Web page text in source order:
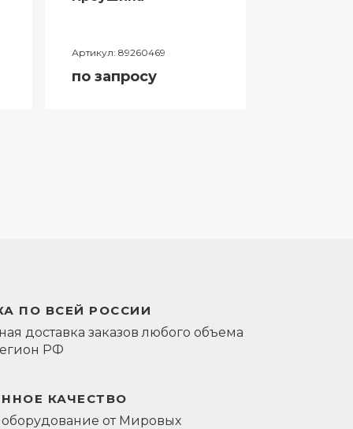
Артикул: 89260469
по запросу
ПО ВСЕЙ РОССИИ
доставка заказов любого объема
РФ
КАЧЕСТВО
оборудование от Мировых